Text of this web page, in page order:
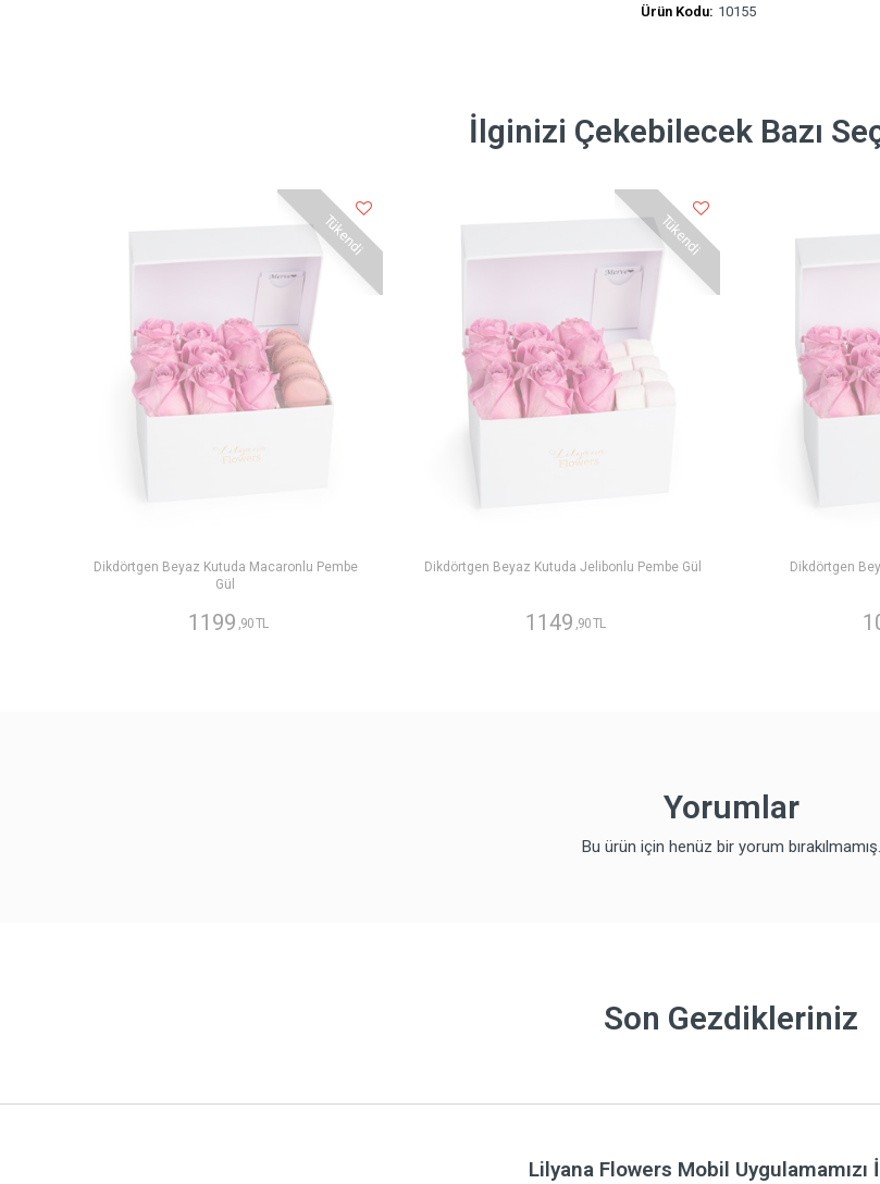
Ürün Kodu: 10155
İlginizi Çekebilecek Bazı
Tükendi
Dikdörtgen Beyaz Kutuda Macaronlu Pembe
Gül
1199 ,90 TL
Tükendi
Dikdörtgen Beyaz Kutuda Jelibonlu Pembe Gül
1149 ,90 TL
Dikdörtgen
Yorumlar
Bu ürün için henüz bir yorum bırakılmamış.
Son Gezdikleriniz
Lilyana Flowers Mobil Uygulamamızı